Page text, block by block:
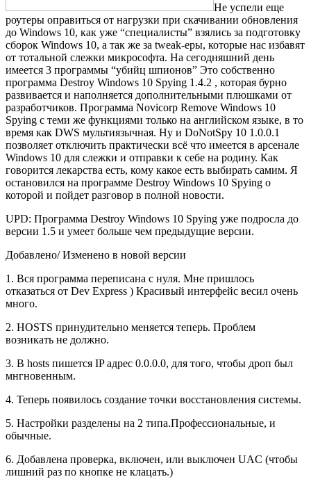
Не успели еще
роутеры оправиться от нагрузки при скачивании обновления
до Windows 10, как уже “специалисты” взялись за подготовку
сборок Windows 10, а так же за tweak-еры, которые нас избавят
от тотальной слежки микрософта. На сегодняшний день
имеется 3 программы “убийц шпионов” Это собственно
программа Destroy Windows 10 Spying 1.4.2 , которая бурно
развивается и наполняется дополнительными плюшками от
разработчиков. Программа Novicorp Remove Windows 10
Spying с теми же функциями только на английском языке, в то
время как DWS мультиязычная. Ну и DoNotSpy 10 1.0.0.1
позволяет отключить практически всё что имеется в арсенале
Windows 10 для слежки и отправки к себе на родину. Как
говорится лекарства есть, кому какое есть выбирать самим. Я
остановился на программе Destroy Windows 10 Spying о
которой и пойдет разговор в полной новости.
UPD: Программа Destroy Windows 10 Spying уже подросла до
версии 1.5 и умеет больше чем предыдущие версии.
Добавлено/ Изменено в новой версии
1. Вся программа переписана с нуля. Мне пришлось
отказаться от Dev Express ) Красивый интерфейс весил очень
много.
2. HOSTS принудительно меняется теперь. Проблем
возникать не должно.
3. В hosts пишется IP адрес 0.0.0.0, для того, чтобы дроп был
мнгновенным.
4. Теперь появилось создание точки восстановления системы.
5. Настройки разделены на 2 типа.Профессиональные, и
обычные.
6. Добавлена проверка, включен, или выключен UAC (чтобы
лишний раз по кнопке не клацать.)